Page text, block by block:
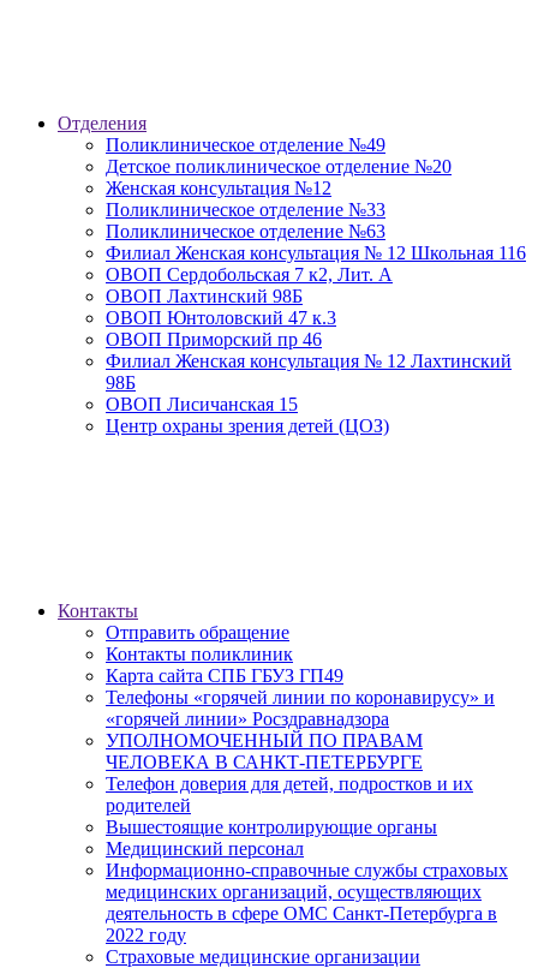
Отделения
Поликлиническое отделение №49
Детское поликлиническое отделение №20
Женская консультация №12
Поликлиническое отделение №33
Поликлиническое отделение №63
Филиал Женская консультация № 12 Школьная 116
ОВОП Сердобольская 7 к2, Лит. А
ОВОП Лахтинский 98Б
ОВОП Юнтоловский 47 к.3
ОВОП Приморский пр 46
Филиал Женская консультация № 12 Лахтинский
98Б
ОВОП Лисичанская 15
Центр охраны зрения детей (ЦОЗ)
Контакты
Отправить обращение
Контакты поликлиник
Карта сайта СПБ ГБУЗ ГП49
Телефоны «горячей линии по коронавирусу» и
«горячей линии» Росздравнадзора
УПОЛНОМОЧЕННЫЙ ПО ПРАВАМ
ЧЕЛОВЕКА В САНКТ-ПЕТЕРБУРГЕ
Телефон доверия для детей, подростков и их
родителей
Вышестоящие контролирующие органы
Медицинский персонал
Информационно-справочные службы страховых
медицинских организаций, осуществляющих
деятельность в сфере ОМС Санкт-Петербурга в
2022 году
Страховые медицинские организации